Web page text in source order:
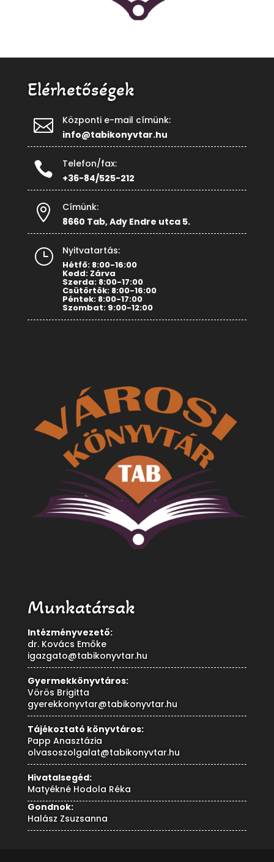
Elérhetőségek

Központi e-mail címünk:
info@tabikonyvtar.hu

Telefon/fax:
+36-84/525-212

Címünk:
8660 Tab, Ady Endre utca 5.
} Nyitvatartás:
Hétfő: 8:00-16:00
Kedd: Zárva
Szerda: 8:00-17:00
Csütörtök: 8:00-16:00
Péntek: 8:00-17:00
Szombat: 9:00-12:00
Munkatársak
Intézményvezető:
dr. Kovács Emőke
igazgato@tabikonyvtar.hu
Gyermekkönyvtáros:
Vörös Brigitta
gyerekkonyvtar@tabikonyvtar.hu
Tájékoztató könyvtáros:
Papp Anasztázia
olvasoszolgalat@tabikonyvtar.hu
Hivatalsegéd:
Matyékné Hodola Réka
Gondnok:
Halász Zsuzsanna